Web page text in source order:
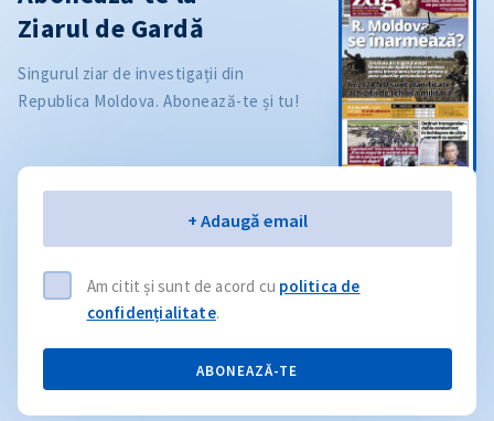
Ziarul de Gardă
Singurul ziar de investigații din
Republica Moldova. Abonează-te și tu!
+ Adaugă email
Am citit și sunt de acord cu politica de
confidențialitate.
ABONEAZĂ-TE